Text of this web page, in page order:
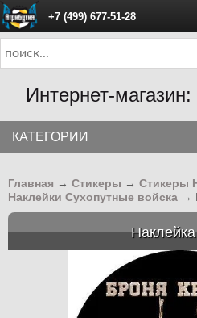
+7 (499) 677-51-28
ПН - ПТ с 10:00 до
Интернет-магазин:
КАТЕГОРИИ
Главная → Стикеры → Стикеры
Наклейки Сухопутные войска →